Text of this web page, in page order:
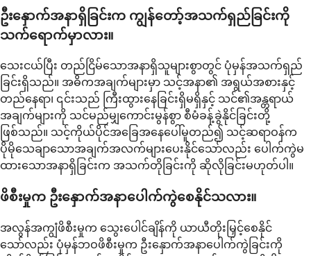
ဦးနှောက်အနာရှိခြင်းက ကျွန်တော့်အသက်ရှည်ခြင်းကို
သက်ရောက်မှာလား။
သေးငယ်ပြီး တည်ငြိမ်သောအနာရှိသူများစွာတွင် ပုံမှန်အသက်ရှည်
ခြင်းရှိသည်။ အဓိကအချက်များမှာ သင့်အနာ၏ အရွယ်အစားနှင့်
တည်နေရာ၊ ၎င်းသည် ကြီးထွားနေခြင်းရှိမရှိနှင့် သင်၏အန္တရာယ်
အချက်များကို သင်မည်မျှကောင်းမွန်စွာ စီမံခန့်ခွဲနိုင်ခြင်းတို့
ဖြစ်သည်။ သင့်ကိုယ်ပိုင်အခြေအနေပေါ်မူတည်၍ သင့်ဆရာဝန်က
ပိုမိုသေချာသောအချက်အလက်များပေးနိုင်သော်လည်း ပေါက်ကွဲမ
ထားသောအနာရှိခြင်းက အသက်တိုခြင်းကို ဆိုလိုခြင်းမဟုတ်ပါ။
ဖိစီးမှုက ဦးနှောက်အနာပေါက်ကွဲစေနိုင်သလား။
အလွန်အကျွံဖိစီးမှုက သွေးပေါင်ချိန်ကို ယာယီတိုးမြှင့်စေနိုင်
သော်လည်း ပုံမှန်ဘဝဖိစီးမှုက ဦးနှောက်အနာပေါက်ကွဲခြင်းကို